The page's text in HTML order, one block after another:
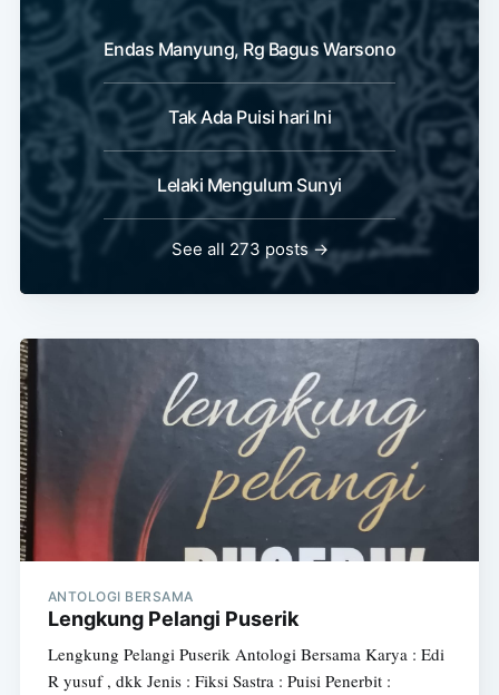
Endas Manyung, Rg Bagus Warsono
Tak Ada Puisi hari Ini
Lelaki Mengulum Sunyi
See all 273 posts →
ANTOLOGI BERSAMA
Lengkung Pelangi Puserik
Lengkung Pelangi Puserik Antologi Bersama Karya : Edi
R yusuf , dkk Jenis : Fiksi Sastra : Puisi Penerbit :
Subscribe